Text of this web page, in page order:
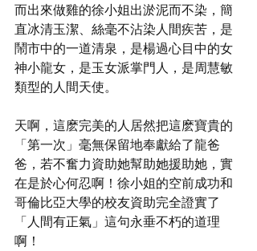
而出來做雞的徐小姐出淤泥而不染，簡
直冰清玉潔、絲毫不沾染人間疾苦，是
鬧市中的一道清泉，是楊過心目中的女
神小龍女，是玉女派掌門人，是周慧敏
類型的人間天使。
天啊，這麽完美的人居然把這麽寶貴的
「第一次」毫無保留地奉獻給了龍爸
爸，若不奮力資助她幫助她援助她，實
在是於心何忍啊！徐小姐的空前成功和
哥倫比亞大學的校友資助完全證實了
「人間有正氣」這句永垂不朽的道理
啊！